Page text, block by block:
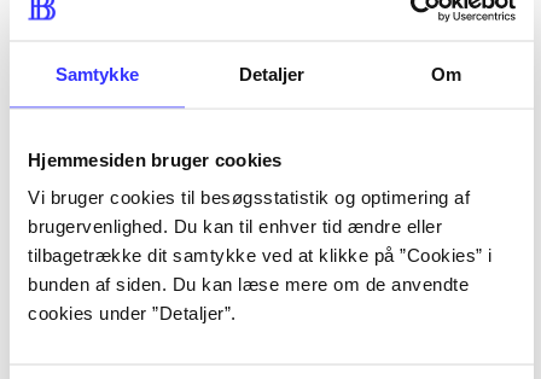
Samtykke Detaljer Om
Hjemmesiden bruger cookies
Vi bruger cookies til besøgsstatistik og optimering af
brugervenlighed. Du kan til enhver tid ændre eller
tilbagetrække dit samtykke ved at klikke på ”Cookies” i
bunden af siden. Du kan læse mere om de anvendte
cookies under ”Detaljer”.
lorem ipsum dolor sit
lorem ipsum dolor sit
lorem ipsum dolor sit
lorem ipsum dolor sit
lorem ipsum dolor sit
lorem ipsum dolor sit